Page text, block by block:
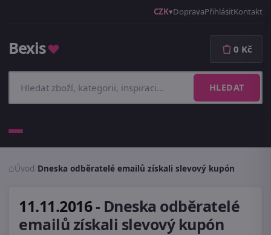
CZK DopravaPřihlásitKontakt
Bexis♥
HLEDAT
0 Kč
Úvod Dneska odběratelé emailů získali slevový kupón
11.11.2016- Dneska odběratelé
emailů získali slevový kupón